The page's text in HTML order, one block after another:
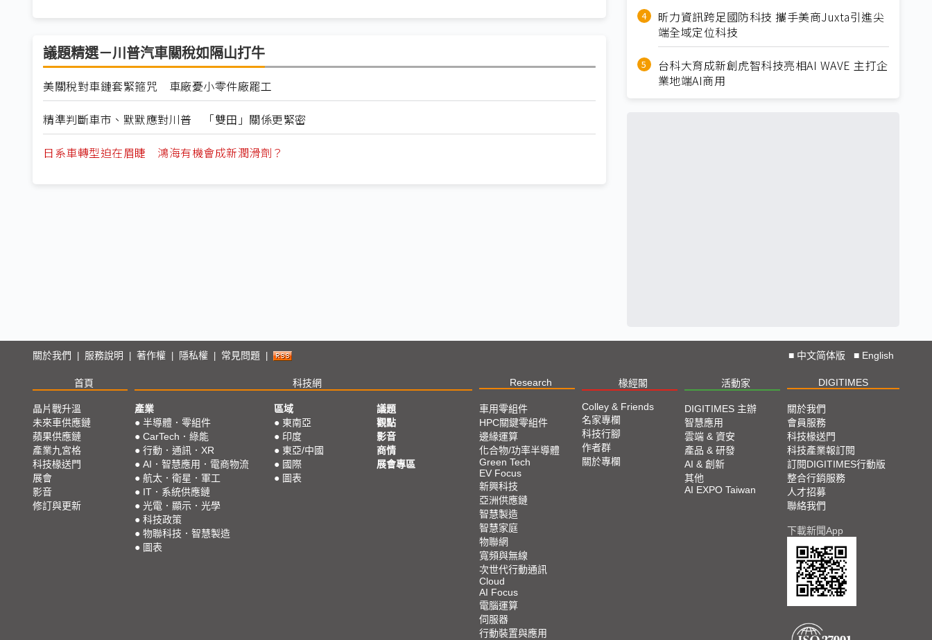
議題精選－川普汽車關稅如隔山打牛
美關稅對車鏈套緊箍咒 車廠憂小零件廠罷工
精準判斷車市、默默應對川普 「雙田」關係更緊密
日系車轉型迫在眉睫 鴻海有機會成新潤滑劑？
昕力資訊跨足國防科技 攜手美商Juxta引進尖
端全域定位科技
台科大育成新創虎智科技亮相AI WAVE 主打企
業地端AI商用
關於我們 服務說明 著作權 隱私權 常見問題 ■ 中文简体版 ■ English
首頁 科技網 Research 椽經閣 活動家 DIGITIMES
晶片戰升溫
未來車供應鏈
蘋果供應鏈
產業九宮格
科技椽送門
展會
影音
修訂與更新
產業
● 半導體．零組件
● CarTech．綠能
● 行動．通訊．XR
● AI．智慧應用．電商物流
● 航太．衛星．軍工
● IT．系統供應鏈
● 光電．顯示．光學
● 科技政策
● 物聯科技．智慧製造
● 圖表
區域
● 東南亞
● 印度
● 東亞/中國
● 國際
● 圖表
議題
觀點
影音
商情
展會專區
車用零組件
HPC關鍵零組件
邊緣運算
化合物/功率半導體
Green Tech
EV Focus
新興科技
亞洲供應鏈
智慧製造
智慧家庭
物聯網
寬頻與無線
次世代行動通訊
Cloud
AI Focus
電腦運算
伺服器
行動裝置與應用
Colley & Friends
名家專欄
科技行腳
作者群
關於專欄
DIGITIMES 主辦
智慧應用
雲端 & 資安
產品 & 研發
AI & 創新
其他
AI EXPO Taiwan
關於我們
會員服務
科技椽送門
科技產業報訂閱
訂閱DIGITIMES行動版
整合行銷服務
人才招募
聯絡我們
下載新聞App